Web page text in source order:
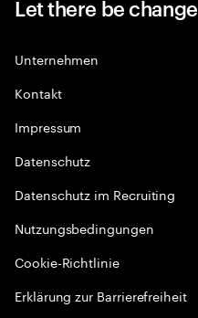
Let there be change
Unternehmen
Kontakt
Impressum
Datenschutz
Datenschutz im Recruiting
Nutzungsbedingungen
Cookie-Richtlinie
Erklärung zur Barrierefreiheit